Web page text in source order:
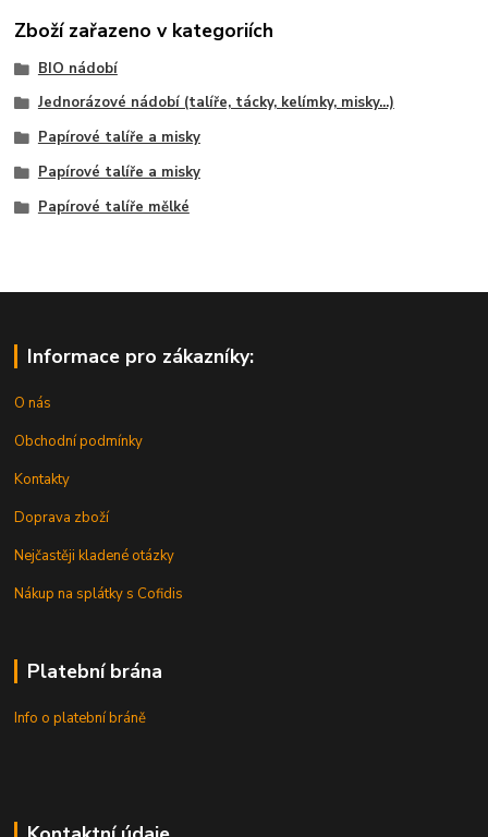
Zboží zařazeno v kategoriích
BIO nádobí
Jednorázové nádobí (talíře, tácky, kelímky, misky...)
Papírové talíře a misky
Papírové talíře a misky
Papírové talíře mělké
Informace pro zákazníky:
O nás
Obchodní podmínky
Kontakty
Doprava zboží
Nejčastěji kladené otázky
Nákup na splátky s Cofidis
Platební brána
Info o platební bráně